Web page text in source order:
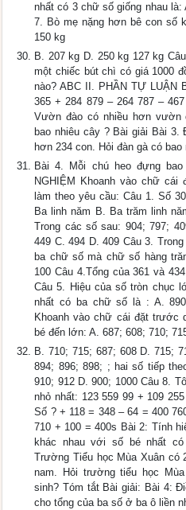
nhất có 3 chữ số giống nhau là:
7. Bò mẹ nặng hơn bê con số
150 kg
B. 207 kg D. 250 kg 127 kg
một chiếc bút chì có giá 1000
nào? ABC II. PHẦN TỰ LUẬN
365 + 284 879 – 264 787 –
Vườn đào có nhiều hơn vườn
bao nhiêu cây ? Bài giải Bài
hơn 234 con. Hỏi đàn gà có bao
Bài 4. Mỗi chú heo đựng
NGHIỆM Khoanh vào chữ
làm theo yêu cầu: Câu 1. Số
Ba linh năm B. Ba trăm linh
Trong các số sau: 904; 797;
449 C. 494 D. 409 Câu 3.
ba chữ số mà chữ số hàng
100 Câu 4.Tổng của 361 và
Câu 5. Hiệu của số tròn chục
nhất có ba chữ số là : A.
Khoanh vào chữ cái đặt
bé đến lớn: A. 687; 608; 710;
B. 710; 715; 687; 608 D. 715;
894; 896; 898; ; hai số tiếp
910; 912 D. 900; 1000 Câu 8.
nhỏ nhất: 123 559 99 + 109
Số ? + 118 = 348 – 64 = 400
710 + 100 = 400s Bài 2: Tính
khác nhau với số bé nhất
Trường Tiểu học Mùa Xuân có
nam. Hỏi trường tiểu học
sinh? Tóm tắt Bài giải: Bài 4:
cho tổng của ba số ở ba ô liền